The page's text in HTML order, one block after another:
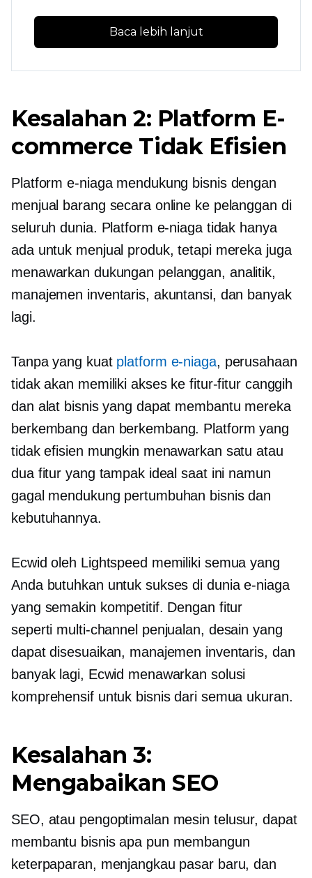
Baca lebih lanjut
Kesalahan 2: Platform E-
commerce Tidak Efisien
Platform e-niaga mendukung bisnis dengan
menjual barang secara online ke pelanggan di
seluruh dunia. Platform e-niaga tidak hanya
ada untuk menjual produk, tetapi mereka juga
menawarkan dukungan pelanggan, analitik,
manajemen inventaris, akuntansi, dan banyak
lagi.
Tanpa yang kuat platform e-niaga, perusahaan
tidak akan memiliki akses ke fitur-fitur canggih
dan alat bisnis yang dapat membantu mereka
berkembang dan berkembang. Platform yang
tidak efisien mungkin menawarkan satu atau
dua fitur yang tampak ideal saat ini namun
gagal mendukung pertumbuhan bisnis dan
kebutuhannya.
Ecwid oleh Lightspeed memiliki semua yang
Anda butuhkan untuk sukses di dunia e-niaga
yang semakin kompetitif. Dengan fitur
seperti multi-channel penjualan, desain yang
dapat disesuaikan, manajemen inventaris, dan
banyak lagi, Ecwid menawarkan solusi
komprehensif untuk bisnis dari semua ukuran.
Kesalahan 3:
Mengabaikan SEO
SEO, atau pengoptimalan mesin telusur, dapat
membantu bisnis apa pun membangun
keterpaparan, menjangkau pasar baru, dan